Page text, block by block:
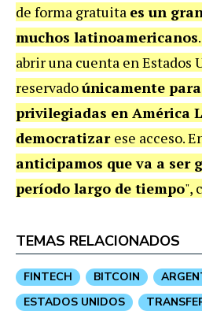
de forma gratuita es un
muchos latinoamericanos
abrir una cuenta en Estados
reservadoúnicamente
privilegiadas en América
democratizar ese acceso.
anticipamos que va a ser
período largo de tiempo",
TEMAS RELACIONADOS
FINTECH BITCOIN
ESTADOS UNIDOS